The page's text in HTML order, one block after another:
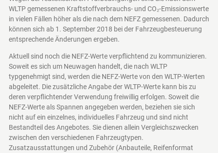
WLTP gemessenen Kraftstoffverbrauchs- und CO₂-Emissionswerte
in vielen Fällen höher als die nach dem NEFZ gemessenen. Dadurch
können sich ab 1. September 2018 bei der Fahrzeugbesteuerung
entsprechende Änderungen ergeben.
Aktuell sind noch die NEFZ-Werte verpflichtend zu kommunizieren.
Soweit es sich um Neuwagen handelt, die nach WLTP
typgenehmigt sind, werden die NEFZ-Werte von den WLTP-Werten
abgeleitet. Die zusätzliche Angabe der WLTP-Werte kann bis zu
deren verpflichtender Verwendung freiwillig erfolgen. Soweit die
NEFZ-Werte als Spannen angegeben werden, beziehen sie sich
nicht auf ein einzelnes, individuelles Fahrzeug und sind nicht
Bestandteil des Angebotes. Sie dienen allein Vergleichszwecken
zwischen den verschiedenen Fahrzeugtypen.
Zusatzausstattungen und Zubehör (Anbauteile, Reifenformat